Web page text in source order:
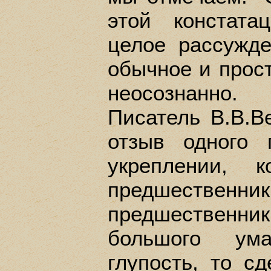
этой
целое
обычное и
неосознанно.
Писатель
отзыв одного
укреплении,
большого
глупость, то